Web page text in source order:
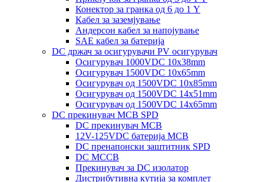
Конектор за гранка од 6 до 1 Y
Кабел за заземјување
Андерсон кабел за напојување
SAE кабел за батерија
DC држач за осигурувачи PV осигурувач
Осигурувач 1000VDC 10x38mm
Осигурувач 1500VDC 10x65mm
Осигурувач од 1500VDC 10x85mm
Осигурувач од 1500VDC 14x51mm
Осигурувач од 1500VDC 14x65mm
DC прекинувач MCB SPD
DC прекинувач MCB
12V-125VDC батерија MCB
DC пренапонски заштитник SPD
DC MCCB
Прекинувач за DC изолатор
Дистрибутивна кутија за комплет